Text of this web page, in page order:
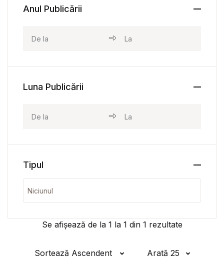
Se afișează de la 1 la 1 din 1 rezultate
Sortează Ascendent Arată 25
Anul Publicării
Luna Publicării
Tipul